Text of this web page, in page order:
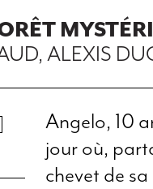
ALEXIS
Angelo, 10
jour où,
chevet de